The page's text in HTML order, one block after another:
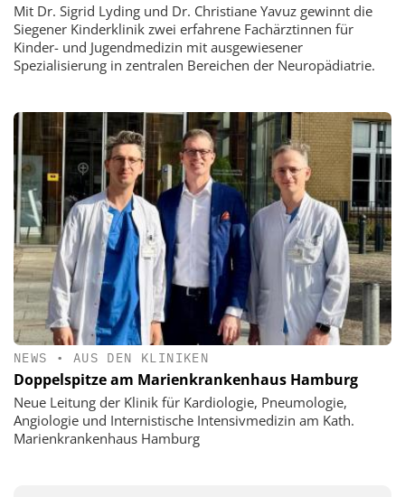
Mit Dr. Sigrid Lyding und Dr. Christiane Yavuz gewinnt die
Siegener Kinderklinik zwei erfahrene Fachärztinnen für
Kinder- und Jugendmedizin mit ausgewiesener
Spezialisierung in zentralen Bereichen der Neuropädiatrie.
NEWS • AUS DEN KLINIKEN
Doppelspitze am Marienkrankenhaus Hamburg
Neue Leitung der Klinik für Kardiologie, Pneumologie,
Angiologie und Internistische Intensivmedizin am Kath.
Marienkrankenhaus Hamburg